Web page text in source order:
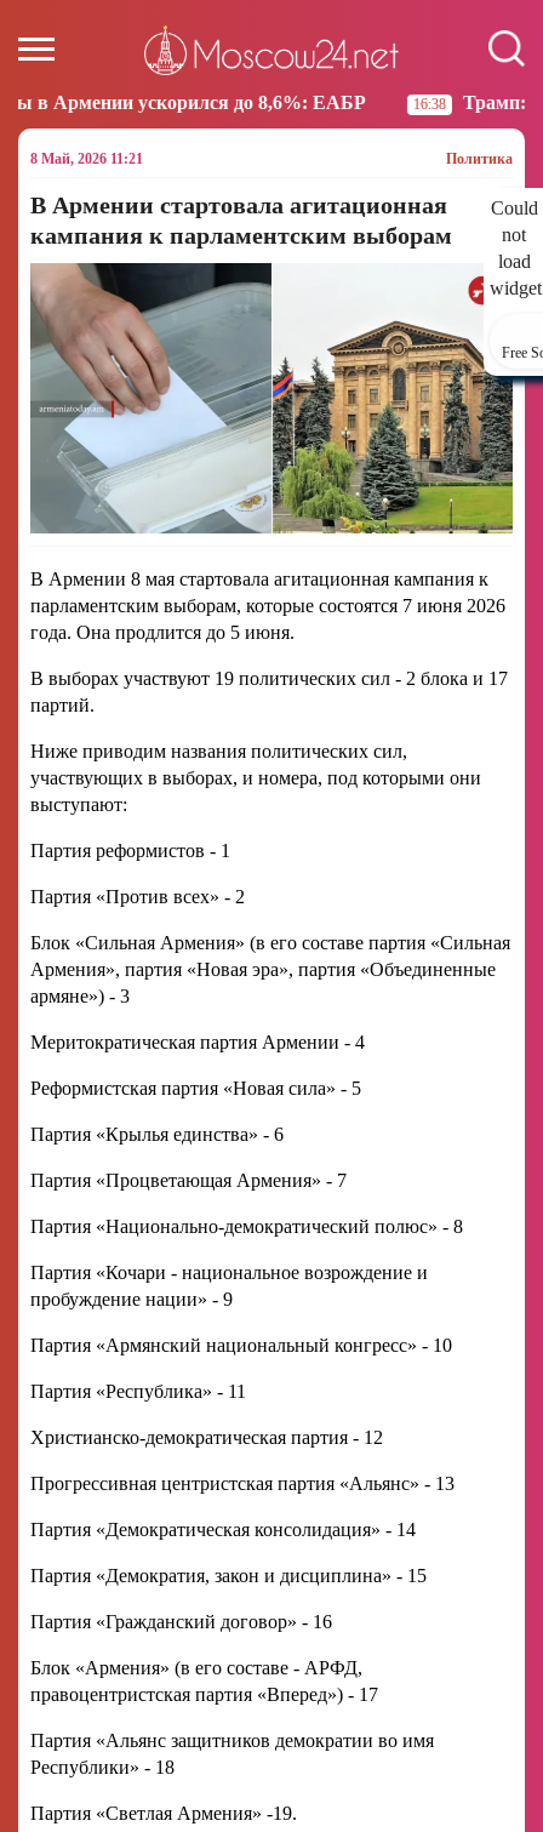
до 8,6%: ЕАБР 16:38 Трамп: США больше не
8 Май, 2026 11:21 Политика
Could
not
load
Free
В Армении стартовала агитационная
кампания к парламентским выборам
В Армении 8 мая стартовала агитационная кампания к
парламентским выборам, которые состоятся 7 июня 2026
года. Она продлится до 5 июня.
В выборах участвуют 19 политических сил - 2 блока и 17
партий.
Ниже приводим названия политических сил,
участвующих в выборах, и номера, под которыми они
выступают:
Партия реформистов - 1
Партия «Против всех» - 2
Блок «Сильная Армения» (в его составе партия «Сильная
Армения», партия «Новая эра», партия «Объединенные
армяне») - 3
Меритократическая партия Армении - 4
Реформистская партия «Новая сила» - 5
Партия «Крылья единства» - 6
Партия «Процветающая Армения» - 7
Партия «Национально-демократический полюс» - 8
Партия «Кочари - национальное возрождение и
пробуждение нации» - 9
Партия «Армянский национальный конгресс» - 10
Партия «Республика» - 11
Христианско-демократическая партия - 12
Прогрессивная центристская партия «Альянс» - 13
Партия «Демократическая консолидация» - 14
Партия «Демократия, закон и дисциплина» - 15
Партия «Гражданский договор» - 16
Блок «Армения» (в его составе - АРФД,
правоцентристская партия «Вперед») - 17
Партия «Альянс защитников демократии во имя
Республики» - 18
Партия «Светлая Армения» -19.